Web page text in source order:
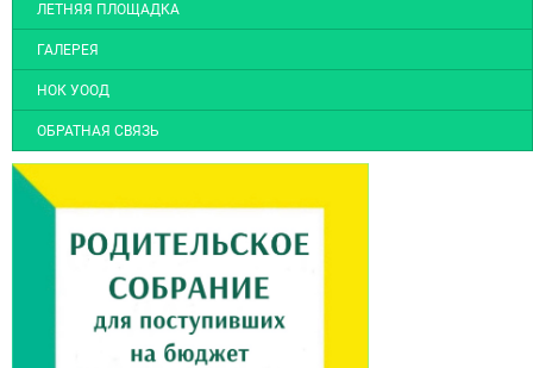
ЛЕТНЯЯ ПЛОЩАДКА
ГАЛЕРЕЯ
НОК УООД
ОБРАТНАЯ СВЯЗЬ